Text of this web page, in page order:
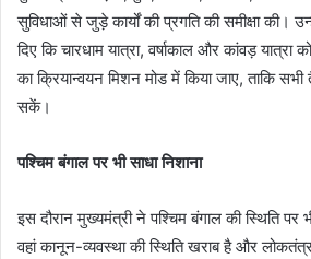
सुविधाओं से जुड़े कार्यों की प्रगति की समीक्षा की।
दिए कि चारधाम यात्रा, वर्षाकाल और कांवड़
का क्रियान्वयन मिशन मोड में किया जाए, ताकि सभी
सकें।
पश्चिम बंगाल पर भी साधा निशाना
इस दौरान मुख्यमंत्री ने पश्चिम बंगाल की स्थिति पर
वहां कानून-व्यवस्था की स्थिति खराब है और